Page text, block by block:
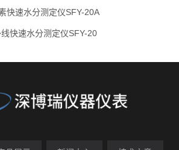
快速水分测定仪SFY-20A
快速水分测定仪SFY-20